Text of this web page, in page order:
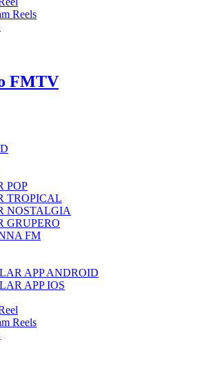
Reels
FMTV
POP
TROPICAL
NOSTALGIA
GRUPERO
FM
APP ANDROID
APP IOS
Reels